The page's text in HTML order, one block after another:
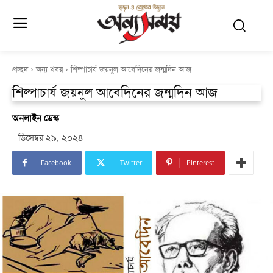
প্রচ্ছদ অন্য খবর শিল্পাচার্য জয়নুল আবেদিনের জন্মদিন আজ
শিল্পাচার্য জয়নুল আবেদিনের জন্মদিন আজ
অনলাইন ডেস্ক
ডিসেম্বর ২৯, ২০২৪
Facebook Twitter Pinterest